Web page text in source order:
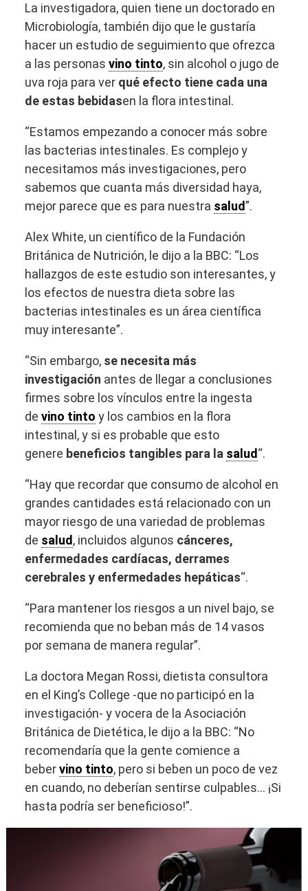
La investigadora, quien tiene un doctorado en
Microbiología, también dijo que le gustaría
hacer un estudio de seguimiento que ofrezca
a las personas vino tinto, sin alcohol o jugo de
uva roja para verqué efecto tiene cada una
de estas bebidasen la flora intestinal.
“Estamos empezando a conocer más sobre
las bacterias intestinales. Es complejo y
necesitamos más investigaciones, pero
sabemos que cuanta más diversidad haya,
mejor parece que es para nuestra salud”.
Alex White, un científico de la Fundación
Británica de Nutrición, le dijo a la BBC: “Los
hallazgos de este estudio son interesantes, y
los efectos de nuestra dieta sobre las
bacterias intestinales es un área científica
muy interesante”.
“Sin embargo,se necesita más
investigación antes de llegar a conclusiones
firmes sobre los vínculos entre la ingesta
de vino tinto y los cambios en la flora
intestinal, y si es probable que esto
genere beneficios tangibles para la salud“.
“Hay que recordar que consumo de alcohol en
grandes cantidades está relacionado con un
mayor riesgo de una variedad de problemas
de salud, incluidos algunos cánceres,
enfermedades cardíacas, derrames
cerebrales y enfermedades hepáticas“.
“Para mantener los riesgos a un nivel bajo, se
recomienda que no beban más de 14 vasos
por semana de manera regular”.
La doctora Megan Rossi, dietista consultora
en el King’s College -que no participó en la
investigación- y vocera de la Asociación
Británica de Dietética, le dijo a la BBC: “No
recomendaría que la gente comience a
bebervino tinto, pero si beben un poco de vez
en cuando, no deberían sentirse culpables… ¡Si
hasta podría ser beneficioso!”.